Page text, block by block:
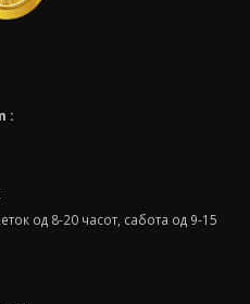
:
од 8-20 часот, сабота oд 9-15